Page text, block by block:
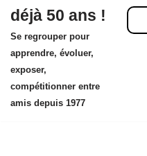
déjà 50 ans !
Se regrouper pour
apprendre, évoluer,
exposer,
compétitionner entre
amis depuis 1977